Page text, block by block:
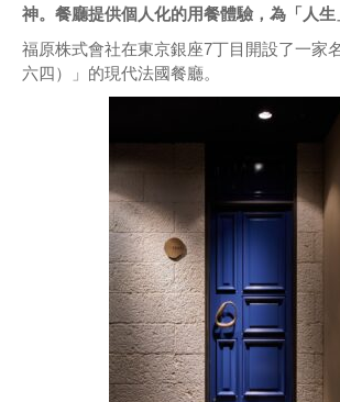
神。餐廳提供個人化的用餐體驗，為「人生
福原株式會社在東京銀座7丁目開設了一家
六四）」的現代法國餐廳。